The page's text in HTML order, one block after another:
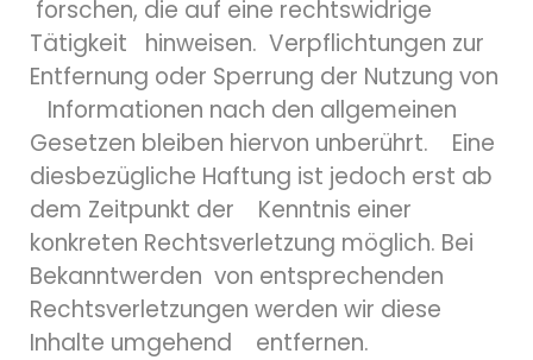
forschen, die auf eine rechtswidrige
Tätigkeit hinweisen. Verpflichtungen zur
Entfernung oder Sperrung der Nutzung von
Informationen nach den allgemeinen
Gesetzen bleiben hiervon unberührt. Eine
diesbezügliche Haftung ist jedoch erst ab
dem Zeitpunkt der Kenntnis einer
konkreten Rechtsverletzung möglich. Bei
Bekanntwerden von entsprechenden
Rechtsverletzungen werden wir diese
Inhalte umgehend entfernen.